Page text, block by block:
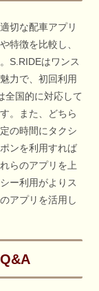
切な配車アプリ
特徴を比較し、
S.RIDEはワンス
力で、初回利用
全国的に対応して
。また、どちら
の時間にタクシ
ンを利用すれば
らのアプリを上
ー利用がよりス
アプリを活用し